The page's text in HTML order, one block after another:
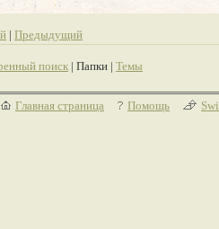
| Предыдущий
поиск | Папки | Темы
Главная страница Помощь